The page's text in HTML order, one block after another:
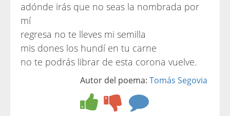
adónde irás que no seas la nombrada por
mí
regresa no te lleves mi semilla
mis dones los hundí en tu carne
no te podrás librar de esta corona vuelve.
Autor del poema: Tomás Segovia